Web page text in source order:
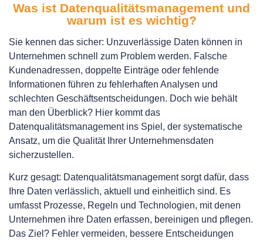
Was ist Datenqualitätsmanagement und
warum ist es wichtig?
Sie kennen das sicher: Unzuverlässige Daten können in
Unternehmen schnell zum Problem werden. Falsche
Kundenadressen, doppelte Einträge oder fehlende
Informationen führen zu fehlerhaften Analysen und
schlechten Geschäftsentscheidungen. Doch wie behält
man den Überblick? Hier kommt das
Datenqualitätsmanagement ins Spiel, der systematische
Ansatz, um die Qualität Ihrer Unternehmensdaten
sicherzustellen.
Kurz gesagt: Datenqualitätsmanagement sorgt dafür, dass
Ihre Daten verlässlich, aktuell und einheitlich sind. Es
umfasst Prozesse, Regeln und Technologien, mit denen
Unternehmen ihre Daten erfassen, bereinigen und pflegen.
Das Ziel? Fehler vermeiden, bessere Entscheidungen